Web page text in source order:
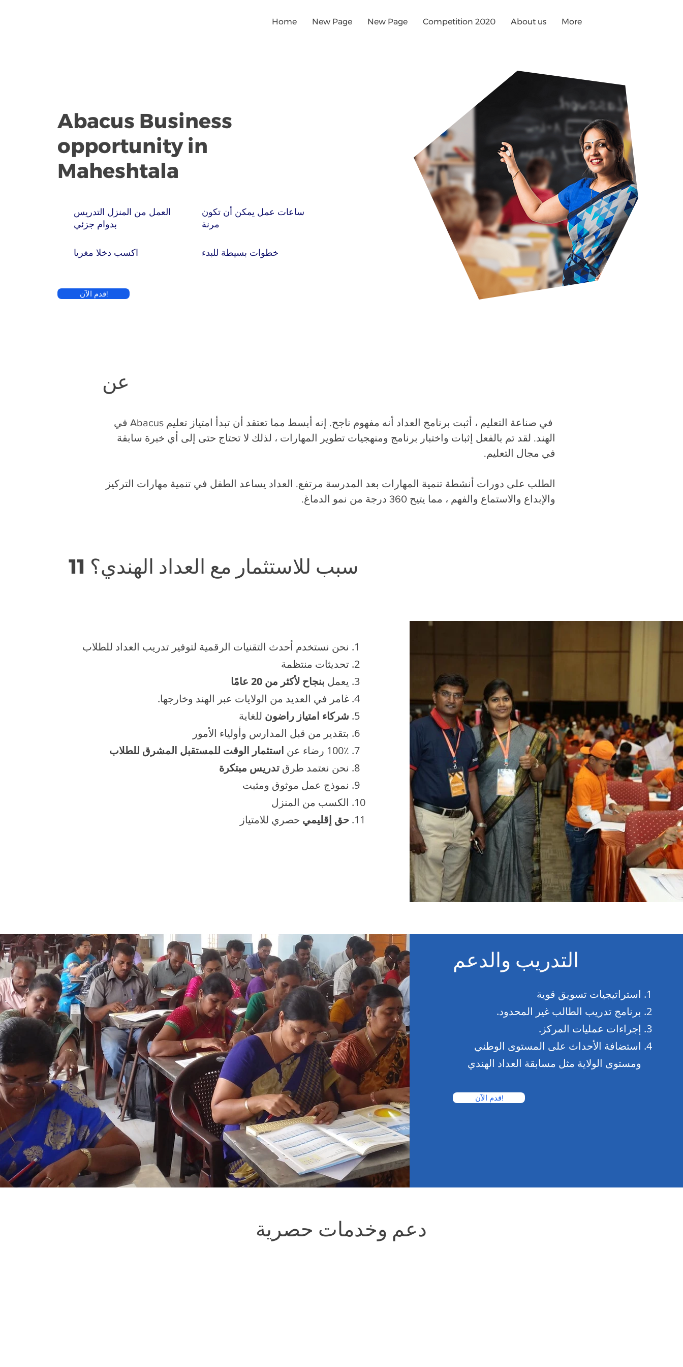
Abacus Business
opportunity in
Maheshtala
العمل من المنزل التدريس
بدوام جزئي
ساعات عمل يمكن أن تكون
مرنة
اكسب دخلا مغريا خطوات بسيطة للبدء
قدم الآن!
Home New Page New Page Competition 2020 About us More
عن
في صناعة التعليم ، أثبت برنامج العداد أنه مفهوم ناجح. إنه أبسط مما تعتقد أن تبدأ امتياز تعليم Abacus في
الهند. لقد تم بالفعل إثبات واختبار برنامج ومنهجيات تطوير المهارات ، لذلك لا تحتاج حتى إلى أي خبرة سابقة
في مجال التعليم.
الطلب على دورات أنشطة تنمية المهارات بعد المدرسة مرتفع. العداد يساعد الطفل في تنمية مهارات التركيز
والإبداع والاستماع والفهم ، مما يتيح 360 درجة من نمو الدماغ.
11 سبب للاستثمار مع العداد الهندي؟
نحن نستخدم أحدث التقنيات الرقمية لتوفير تدريب العداد للطلاب
تحديثات منتظمة
يعمل بنجاح لأكثر من 20 عامًا
غامر في العديد من الولايات عبر الهند وخارجها.
شركاء امتياز راضون للغاية
بتقدير من قبل المدارس وأولياء الأمور
100٪ رضاء عن
استثمار الوقت للمستقبل المشرق للطلاب
نحن نعتمد طرق تدريس مبتكرة
نموذج عمل موثوق ومثبت
الكسب من المنزل
حق إقليمي حصري للامتياز
التدريب والدعم
استراتيجيات تسويق قوية
برنامج تدريب الطالب غير المحدود.
إجراءات عمليات المركز.
استضافة الأحداث على المستوى الوطني
ومستوى الولاية مثل مسابقة العداد الهندي
قدم الآن!
دعم وخدمات حصرية